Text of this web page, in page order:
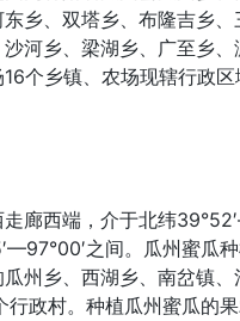
乡、双塔乡、布隆吉乡、
河乡、梁湖乡、广至乡、
个乡镇、农场现辖行政区
廊西端，介于北纬
之间。瓜州蜜瓜
州乡、西湖乡、南岔镇、
政村。种植瓜州蜜瓜的